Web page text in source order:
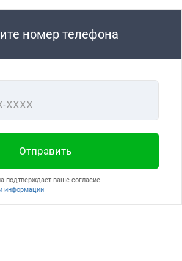
номер телефона
подтверждает ваше согласие
информации
Отправить